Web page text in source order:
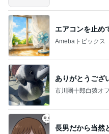
エアコンを止め
Amebaトピックス
ありがとうござ
市川團十郎白猿オ
長男だから当然